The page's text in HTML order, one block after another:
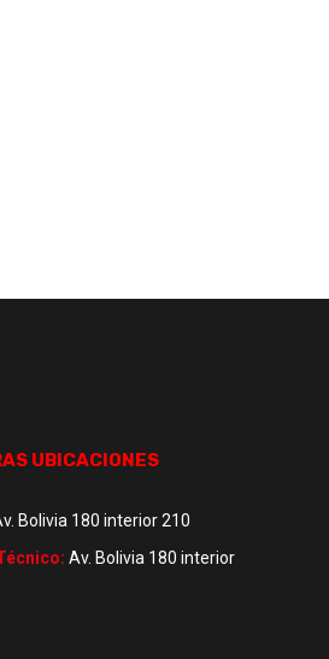
UBICACIONES
Bolivia 180 interior 210
Av. Bolivia 180 interior